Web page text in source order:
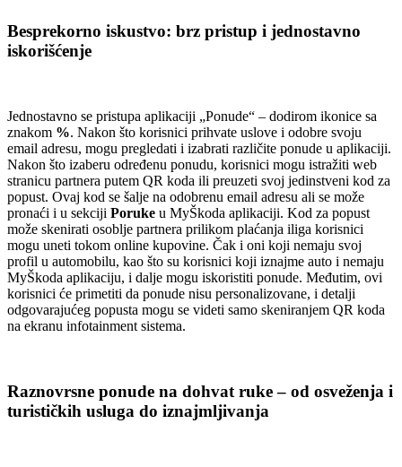
Besprekorno iskustvo: brz pristup i jednostavno
iskorišćenje
Jednostavno se pristupa aplikaciji „Ponude“ – dodirom ikonice sa
znakom %. Nakon što korisnici prihvate uslove i odobre svoju
email adresu, mogu pregledati i izabrati različite ponude u aplikaciji.
Nakon što izaberu određenu ponudu, korisnici mogu istražiti web
stranicu partnera putem QR koda ili preuzeti svoj jedinstveni kod za
popust. Ovaj kod se šalje na odobrenu email adresu ali se može
pronaći i u sekciji Poruke u MyŠkoda aplikaciji. Kod za popust
može skenirati osoblje partnera prilikom plaćanja iliga korisnici
mogu uneti tokom online kupovine. Čak i oni koji nemaju svoj
profil u automobilu, kao što su korisnici koji iznajme auto i nemaju
MyŠkoda aplikaciju, i dalje mogu iskoristiti ponude. Međutim, ovi
korisnici će primetiti da ponude nisu personalizovane, i detalji
odgovarajućeg popusta mogu se videti samo skeniranjem QR koda
na ekranu infotainment sistema.
Raznovrsne ponude na dohvat ruke – od osveženja i
turističkih usluga do iznajmljivanja